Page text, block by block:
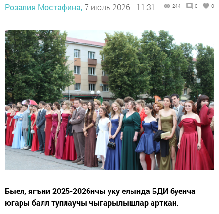
Розалия Мостафина, 7 июль 2026 - 11:31 244 0 0
Быел, ягъни 2025-2026нчы уку елында БДИ буенча
югары балл туплаучы чыгарылышлар арткан.